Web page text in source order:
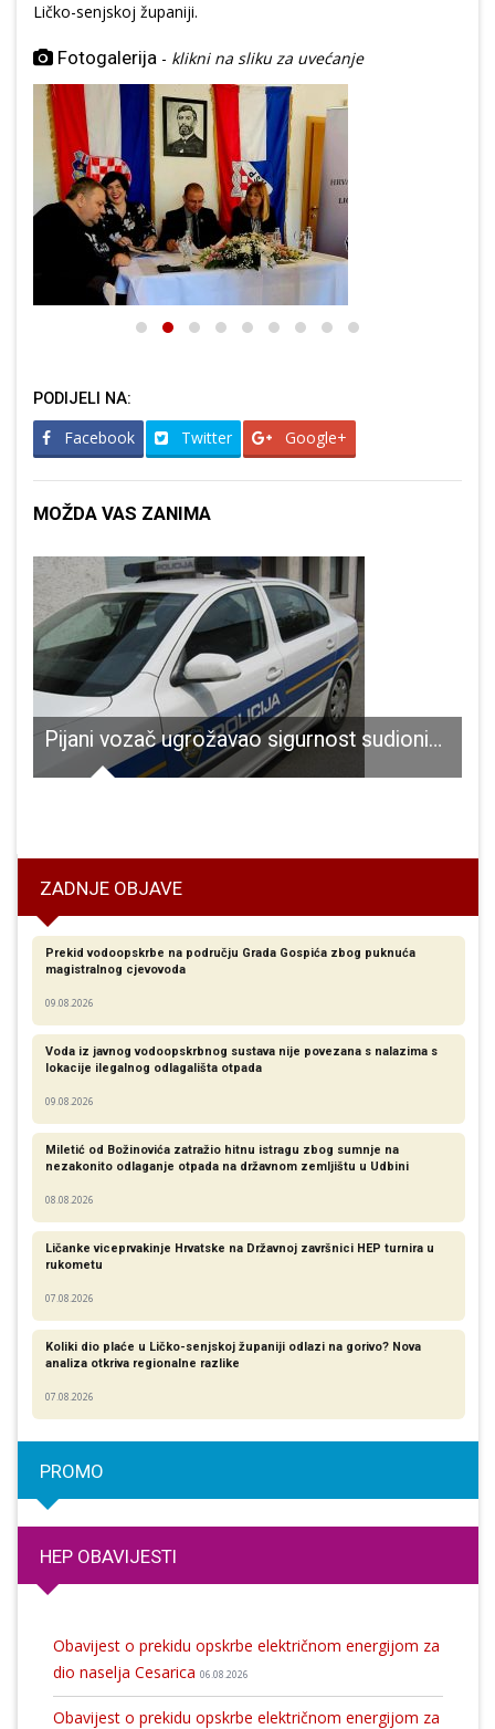
Ličko-senjskoj županiji.
Fotogalerija - klikni na sliku za uvećanje
PODIJELI NA:
Facebook Twitter Google+
MOŽDA VAS ZANIMA
Pijani vozač ugrožavao sigurnost sudionika u prometu na A1
ZADNJE OBJAVE
Prekid vodoopskrbe na području Grada Gospića zbog puknuća
magistralnog cjevovoda
09.08.2026
Voda iz javnog vodoopskrbnog sustava nije povezana s nalazima s
lokacije ilegalnog odlagališta otpada
09.08.2026
Miletić od Božinovića zatražio hitnu istragu zbog sumnje na
nezakonito odlaganje otpada na državnom zemljištu u Udbini
08.08.2026
Ličanke viceprvakinje Hrvatske na Državnoj završnici HEP turnira u
rukometu
07.08.2026
Koliki dio plaće u Ličko-senjskoj županiji odlazi na gorivo? Nova
analiza otkriva regionalne razlike​
07.08.2026
PROMO
HEP OBAVIJESTI
Obavijest o prekidu opskrbe električnom energijom za
dio naselja Cesarica 06.08.2026
Obavijest o prekidu opskrbe električnom energijom za